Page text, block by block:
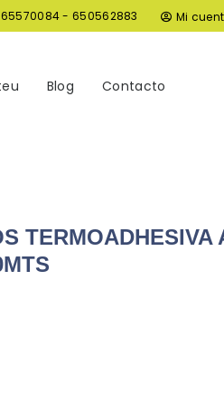
- 650562883 Mi
Blog Contacto
TERMOADHESIVA